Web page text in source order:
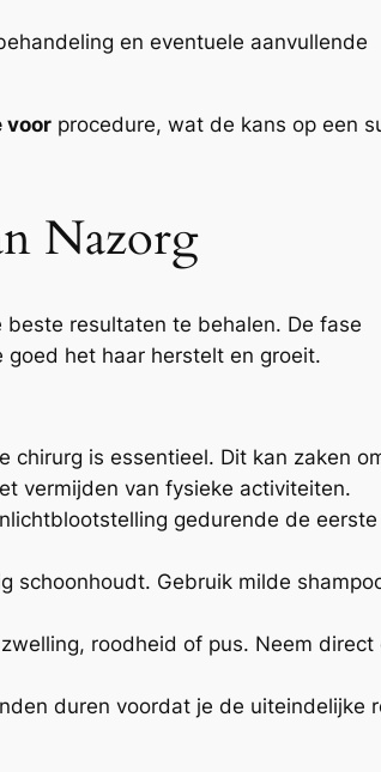
en eventuele aanvullende
voor procedure, wat de kans op een
Nazorg
resultaten te behalen. De fase
het haar herstelt en groeit.
chirurg is essentieel. Dit kan zaken
vermijden van fysieke activiteiten.
gedurende de
schoonhoudt. Gebruik milde
roodheid of pus. Neem direct
duren voordat je de uiteindelijke